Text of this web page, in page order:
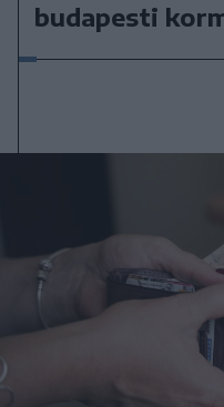
budapesti